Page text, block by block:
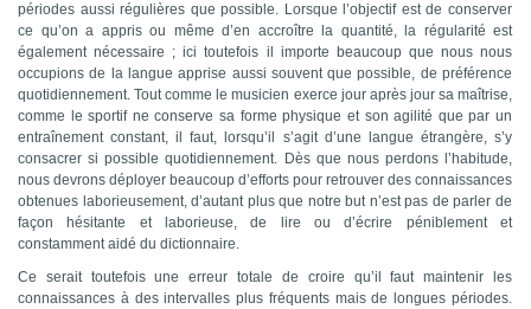
périodes aussi régulières que possible. Lorsque l’objectif est de conserver
ce qu’on a appris ou même d’en accroître la quantité, la régularité est
également nécessaire ; ici toutefois il importe beaucoup que nous nous
occupions de la langue apprise aussi souvent que possible, de préférence
quotidiennement. Tout comme le musicien exerce jour après jour sa maîtrise,
comme le sportif ne conserve sa forme physique et son agilité que par un
entraînement constant, il faut, lorsqu’il s’agit d’une langue étrangère, s’y
consacrer si possible quotidiennement. Dès que nous perdons l’habitude,
nous devrons déployer beaucoup d’efforts pour retrouver des connaissances
obtenues laborieusement, d’autant plus que notre but n’est pas de parler de
façon hésitante et laborieuse, de lire ou d’écrire péniblement et
constamment aidé du dictionnaire.
Ce serait toutefois une erreur totale de croire qu’il faut maintenir les
connaissances à des intervalles plus fréquents mais de longues périodes.